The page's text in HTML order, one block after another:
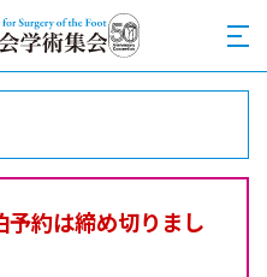
予約は締め切りまし